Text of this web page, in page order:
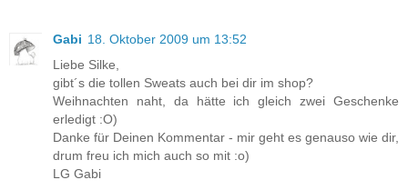
Gabi 18. Oktober 2009 um 13:52
Liebe Silke,
gibt´s die tollen Sweats auch bei dir im shop?
Weihnachten naht, da hätte ich gleich zwei Geschenke
erledigt :O)
Danke für Deinen Kommentar - mir geht es genauso wie dir,
drum freu ich mich auch so mit :o)
LG Gabi